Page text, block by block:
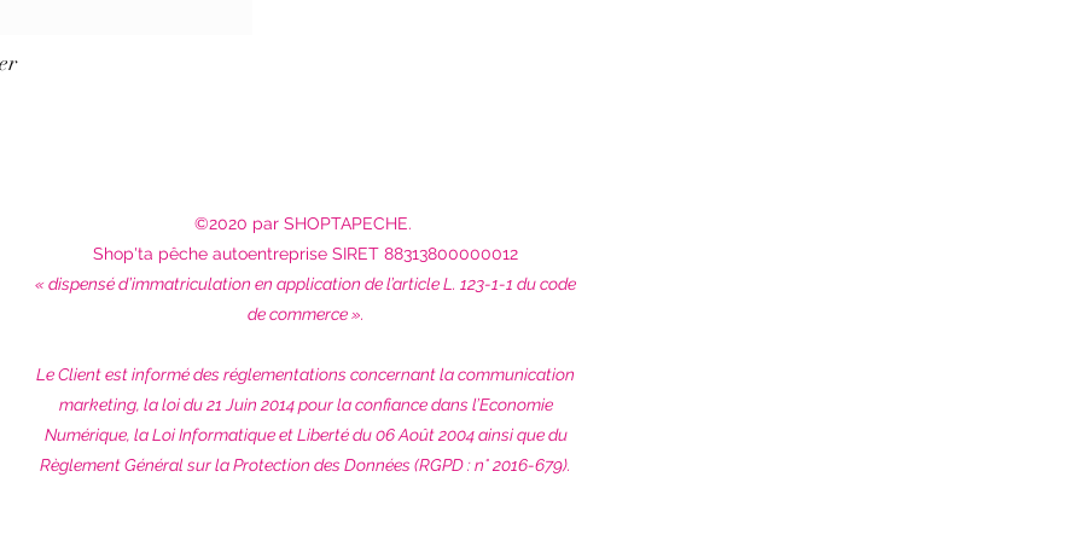
©2020 par SHOPTAPECHE.
Shop'ta pêche autoentreprise SIRET 88313800000012
« dispensé d’immatriculation en application de l’article L. 123-1-1 du code
de commerce ».
Le Client est informé des réglementations concernant la communication
marketing, la loi du 21 Juin 2014 pour la confiance dans l’Economie
Numérique, la Loi Informatique et Liberté du 06 Août 2004 ainsi que du
Règlement Général sur la Protection des Données (RGPD : n° 2016-679).